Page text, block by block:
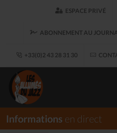
ESPACE PRIVÉ
ABONNEMENT AU
+33(0)2 43 28 31 30
Informations en direct